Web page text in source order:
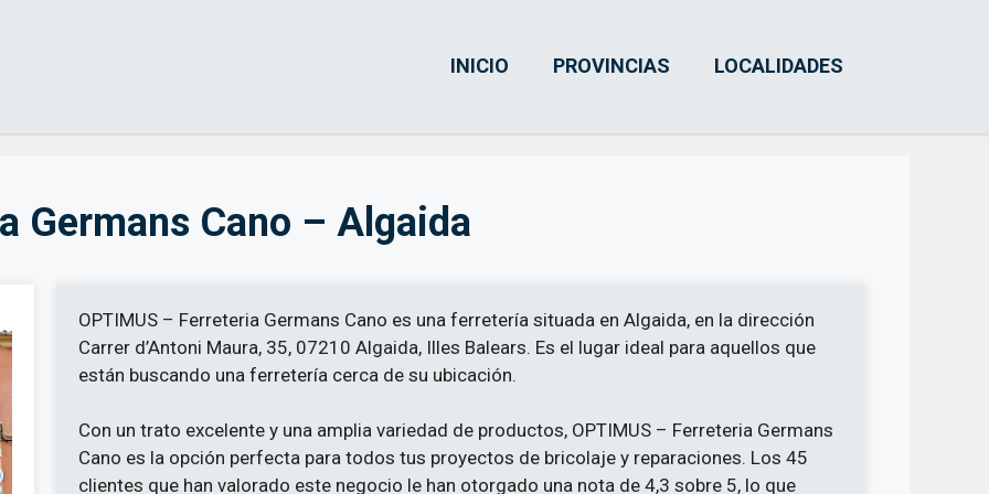
INICIO PROVINCIAS LOCALIDADES
Germans Cano – Algaida
OPTIMUS – Ferreteria Germans Cano es una ferretería situada en Algaida, en la dirección
Carrer d’Antoni Maura, 35, 07210 Algaida, Illes Balears. Es el lugar ideal para aquellos que
están buscando una ferretería cerca de su ubicación.
Con un trato excelente y una amplia variedad de productos, OPTIMUS – Ferreteria Germans
Cano es la opción perfecta para todos tus proyectos de bricolaje y reparaciones. Los 45
clientes que han valorado este negocio le han otorgado una nota de 4,3 sobre 5, lo que